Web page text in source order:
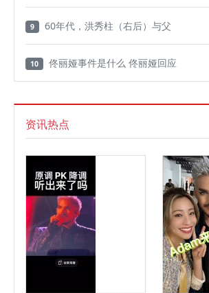
9 60年代，洪秀柱（右后）与父
10 佟丽娅事件是什么 佟丽娅回应
资讯热点